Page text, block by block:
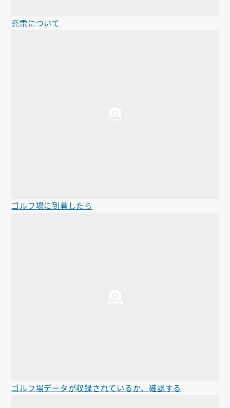
充電について
ゴルフ場に到着したら
ゴルフ場データが収録されているか、確認する